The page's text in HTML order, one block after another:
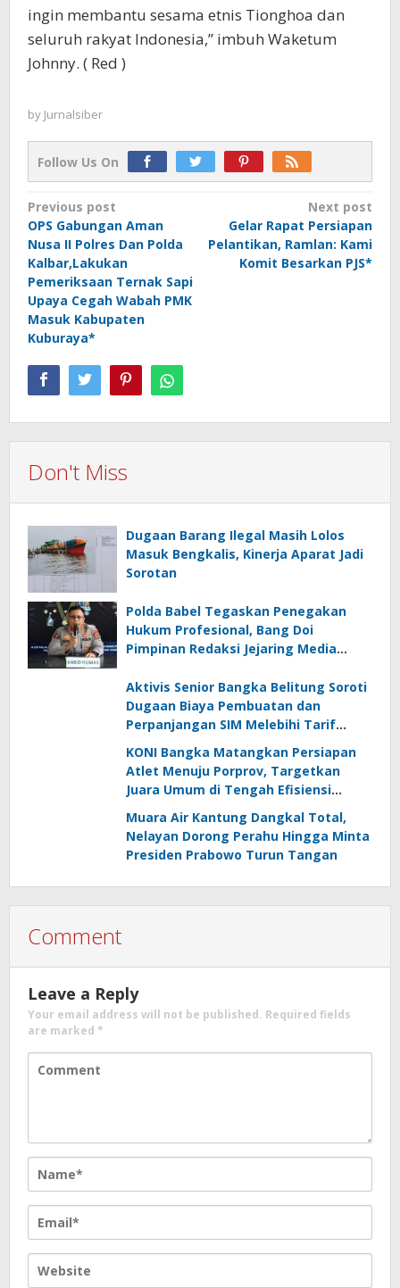
ingin membantu sesama etnis Tionghoa dan
seluruh rakyat Indonesia,” imbuh Waketum
Johnny. ( Red )
by Jurnalsiber
Follow Us On
Post
navigation
Previous post
OPS Gabungan Aman
Nusa II Polres Dan Polda
Kalbar,Lakukan
Pemeriksaan Ternak Sapi
Upaya Cegah Wabah PMK
Masuk Kabupaten
Kuburaya*
Next post
Gelar Rapat Persiapan
Pelantikan, Ramlan: Kami
Komit Besarkan PJS*
Don't Miss
Dugaan Barang Ilegal Masih Lolos
Masuk Bengkalis, Kinerja Aparat Jadi
Sorotan
Polda Babel Tegaskan Penegakan
Hukum Profesional, Bang Doi
Pimpinan Redaksi Jejaring Media
Panggilan
Aktivis Senior Bangka Belitung Soroti
Dugaan Biaya Pembuatan dan
Perpanjangan SIM Melebihi Tarif
Tanggapan
KONI Bangka Matangkan Persiapan
Atlet Menuju Porprov, Targetkan
Juara Umum di Tengah Efisiensi
Muara Air Kantung Dangkal Total,
Nelayan Dorong Perahu Hingga Minta
Presiden Prabowo Turun Tangan
Comment
Leave a Reply
Your email address will not be published. Required fields
are marked *